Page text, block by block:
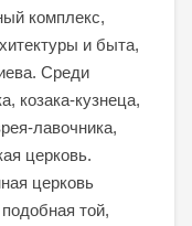
комплекс,
и быта,
Среди
козака-кузнеца,
лавочника,
церковь.
церковь
той,